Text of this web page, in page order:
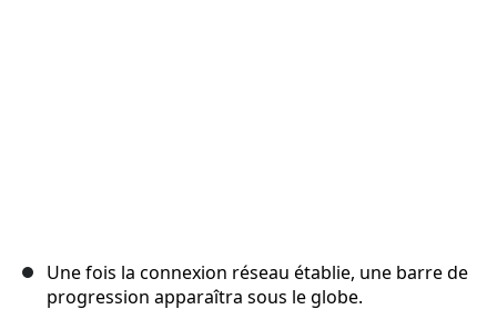
Une fois la connexion réseau établie, une barre de
progression apparaîtra sous le globe.